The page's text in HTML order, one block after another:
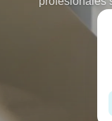
iluminación
perfil de